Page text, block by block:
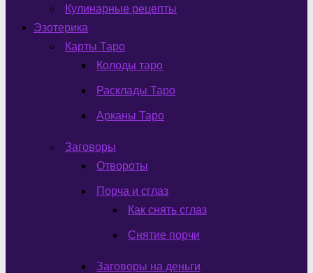
Кулинарные рецепты
Эзотерика
Карты Таро
Колоды таро
Расклады Таро
Арканы Таро
Заговоры
Отвороты
Порча и сглаз
Как снять сглаз
Снятие порчи
Заговоры на деньги